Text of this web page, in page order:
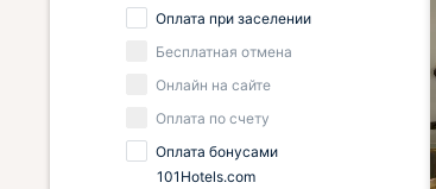
Оплата при заселении
Бесплатная отмена
Онлайн на сайте
Оплата по счету
Оплата бонусами
101Hotels.com